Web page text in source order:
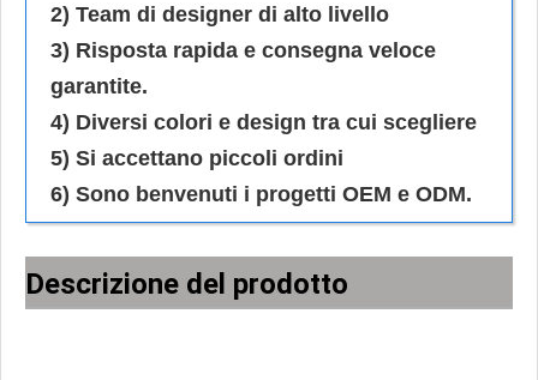
2) Team di designer di alto livello
3) Risposta rapida e consegna veloce
garantite.
4) Diversi colori e design tra cui scegliere
5) Si accettano piccoli ordini
6) Sono benvenuti i progetti OEM e ODM.
Descrizione del prodotto